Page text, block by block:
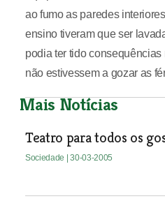
ao fumo as paredes
ensino tiveram que ser
podia ter tido
não estivessem a gozar as
Mais Notícias
Teatro para todos os
Sociedade | 30-03-2005